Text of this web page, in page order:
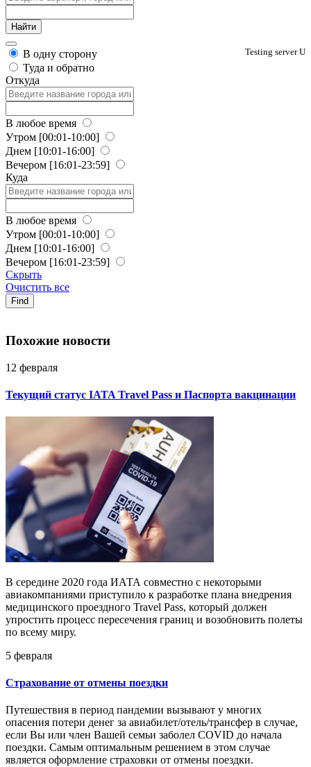
Testing server U
В одну сторону
Туда и обратно
Откуда
В любое время
Утром [00:01-10:00]
Днем [10:01-16:00]
Вечером [16:01-23:59]
Куда
В любое время
Утром [00:01-10:00]
Днем [10:01-16:00]
Вечером [16:01-23:59]
Скрыть
Очистить все
Find
Похожие новости
12 февраля
Текущий статус IATA Travel Pass и Паспорта вакцинации
В середине 2020 года ИАТА совместно с некоторыми
авиакомпаниями приступило к разработке плана внедрения
медицинского проездного Travel Pass, который должен
упростить процесс пересечения границ и возобновить полеты
по всему миру.
5 февраля
Страхование от отмены поездки
Путешествия в период пандемии вызывают у многих
опасения потери денег за авиабилет/отель/трансфер в случае,
если Вы или член Вашей семьи заболел COVID до начала
поездки. Самым оптимальным решением в этом случае
является оформление страховки от отмены поездки.